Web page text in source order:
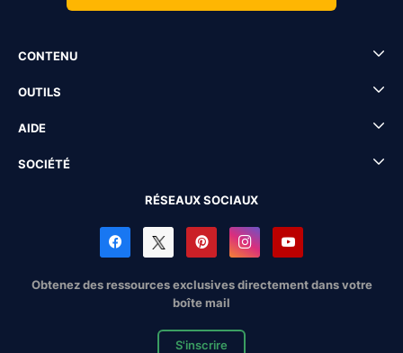
CONTENU
OUTILS
AIDE
SOCIÉTÉ
RÉSEAUX SOCIAUX
Obtenez des ressources exclusives directement dans votre
boîte mail
S'inscrire